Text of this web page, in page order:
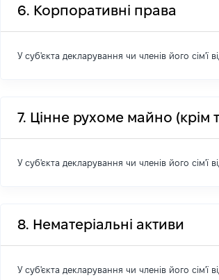
6. Корпоративні права
У суб'єкта декларування чи членів його сім'ї
7. Цінне рухоме майно (крім
У суб'єкта декларування чи членів його сім'ї
8. Нематеріальні активи
У суб'єкта декларування чи членів його сім'ї